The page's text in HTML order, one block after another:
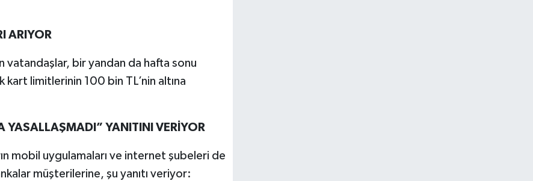
ARIYOR
bir yandan da hafta sonu
kart li­mitlerinin 100 bin TL’nin altı­na
YASALLAŞMADI” YANITINI VERİYOR
mobil uygula­maları ve internet şubeleri de
müşterilerine, şu yanıtı veriyor: